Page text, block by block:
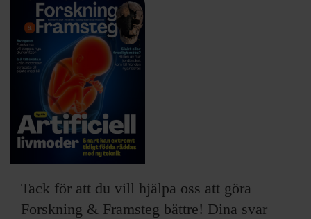
ÄMNEN
ARKIV & E-TIDNING
LYSSNA/PODD
EVENEMANG & RESOR
SHOP
KONTAKTA F&F
Tack för att du vill hjälpa oss att göra
Forskning & Framsteg bättre! Dina svar